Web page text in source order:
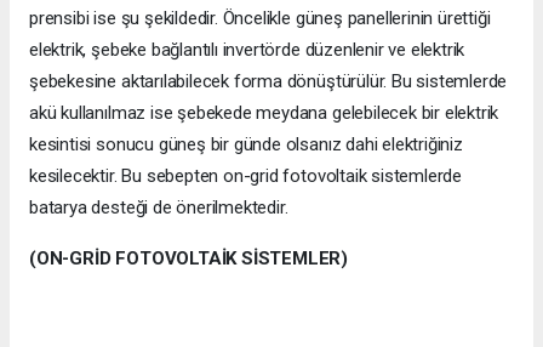
prensibi ise şu şekildedir. Öncelikle güneş panellerinin ürettiği
elektrik, şebeke bağlantılı invertörde düzenlenir ve elektrik
şebekesine aktarılabilecek forma dönüştürülür. Bu sistemlerde
akü kullanılmaz ise şebekede meydana gelebilecek bir elektrik
kesintisi sonucu güneş bir günde olsanız dahi elektriğiniz
kesilecektir. Bu sebepten on-grid fotovoltaik sistemlerde
batarya desteği de önerilmektedir.
(ON-GRİD FOTOVOLTAİK SİSTEMLER)